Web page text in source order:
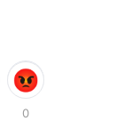
0